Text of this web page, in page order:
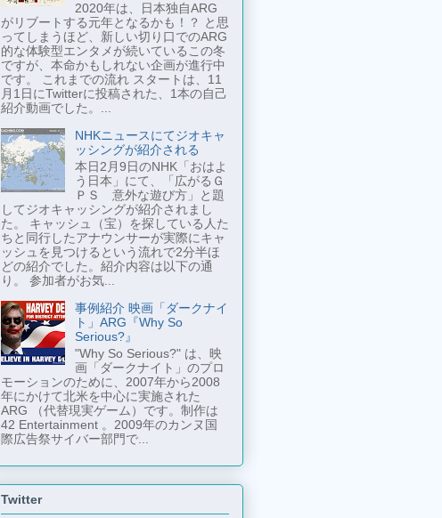
2020年は、日本独自ARG
がリブートする元年となるかも！？ と思
ってしまうほど、新しい切り口でのARG
的な体験型エンタメが続いているこの冬
ですが、本命かもしれない企画が進行中
です。 これまでの流れ スタートは、11
月1日にTwitterに投稿された、1本の自己
紹介動画でした。...
NHKニュースにてジオキャ
ッシングが紹介される
本日2月9日のNHK「おはよ
う日本」にて、「広がるＧ
ＰＳ 意外な遊び方」と題
してジオキャッシングが紹介されまし
た。 キャッシュ（宝）を探している人た
ちと同行したアナウンサーが実際にキャ
ッシュを見つけるという流れで2分半ほ
どの紹介でした。紹介内容は以下の通
り。 参加者がお気...
事例紹介 映画「ダークナイ
ト」ARG『Why So
Serious?』
"Why So Serious?" は、映
画「ダークナイト」のプロ
モーションのために、2007年から2008
年にかけて北米を中心に実施された
ARG （代替現実ゲーム）です。制作は
42 Entertainment 。2009年のカンヌ国
際広告祭サイバー部門で...
Twitter